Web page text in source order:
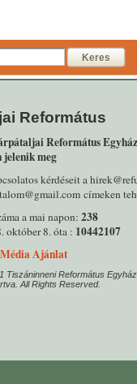
Keres
Református
Református
jelenik meg
kérdéseit a
címeken
a mai napon: 238
október 8. óta : 10442107
Média Ajánlat
Tiszáninneni Református
All Rights Reserved.